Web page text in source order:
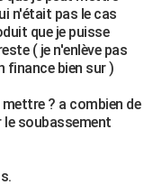
n'était pas le cas
que je puisse
( je n'enlève pas
finance bien sur )
? a combien de
le soubassement